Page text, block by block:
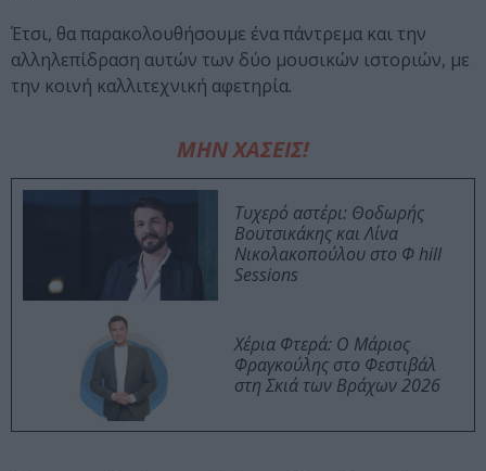
Έτσι, θα παρακολουθήσουμε ένα πάντρεμα και την
αλληλεπίδραση αυτών των δύο μουσικών ιστοριών, με
την κοινή καλλιτεχνική αφετηρία.
ΜΗΝ ΧΑΣΕΙΣ!
Τυχερό αστέρι: Θοδωρής
Βουτσικάκης και Λίνα
Νικολακοπούλου στο Φ hill
Sessions
Χέρια Φτερά: Ο Μάριος
Φραγκούλης στο Φεστιβάλ
στη Σκιά των Βράχων 2026